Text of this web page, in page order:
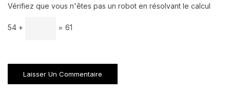
Vérifiez que vous n'êtes pas un robot en résolvant le calcul
54 + = 61